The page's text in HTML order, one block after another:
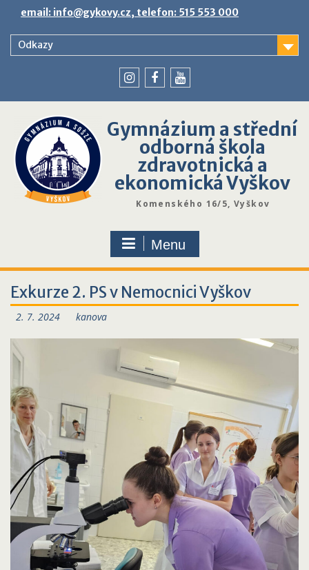
content
email: info@gykovy.cz, telefon: 515 553 000
Odkazy
Gymnázium a střední
odborná škola
zdravotnická a
ekonomická Vyškov
Komenského 16/5, Vyškov
Menu
Exkurze 2. PS v Nemocnici Vyškov
2. 7. 2024 kanova